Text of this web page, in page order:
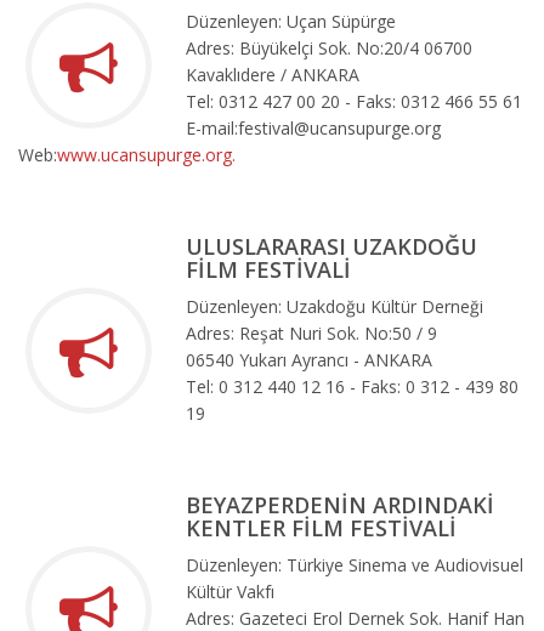
Düzenleyen: Uçan Süpürge
Adres: Büyükelçi Sok. No:20/4 06700
Kavaklıdere / ANKARA
Tel: 0312 427 00 20 - Faks: 0312 466 55 61
E-mail:festival@ucansupurge.org
Web:www.ucansupurge.org.
ULUSLARARASI UZAKDOĞU
FİLM FESTİVALİ
Düzenleyen: Uzakdoğu Kültür Derneği
Adres: Reşat Nuri Sok. No:50 / 9
06540 Yukarı Ayrancı - ANKARA
Tel: 0 312 440 12 16 - Faks: 0 312 - 439 80
19
BEYAZPERDENİN ARDINDAKİ
KENTLER FİLM FESTİVALİ
Düzenleyen: Türkiye Sinema ve Audiovisuel
Kültür Vakfı
Adres: Gazeteci Erol Dernek Sok. Hanif Han